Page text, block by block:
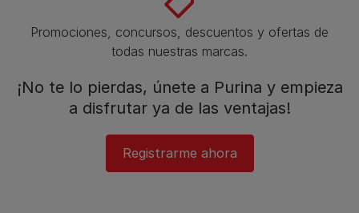
Promociones, concursos, descuentos y ofertas de
todas nuestras marcas.​
¡No te lo pierdas, únete a Purina y empieza
a disfrutar ya de las ventajas!​
Registrarme ahora